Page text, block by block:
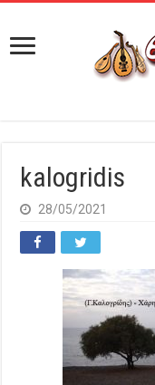
kalogridis
28/05/2021